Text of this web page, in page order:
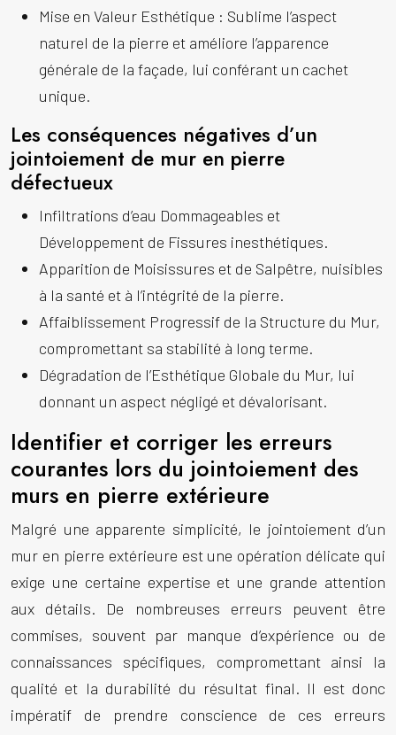
Mise en Valeur Esthétique : Sublime l’aspect
naturel de la pierre et améliore l’apparence
générale de la façade, lui conférant un cachet
unique.
Les conséquences négatives d’un
jointoiement de mur en pierre
défectueux
Infiltrations d’eau Dommageables et
Développement de Fissures inesthétiques.
Apparition de Moisissures et de Salpêtre, nuisibles
à la santé et à l’intégrité de la pierre.
Affaiblissement Progressif de la Structure du Mur,
compromettant sa stabilité à long terme.
Dégradation de l’Esthétique Globale du Mur, lui
donnant un aspect négligé et dévalorisant.
Identifier et corriger les erreurs
courantes lors du jointoiement des
murs en pierre extérieure
Malgré une apparente simplicité, le jointoiement d’un
mur en pierre extérieure est une opération délicate qui
exige une certaine expertise et une grande attention
aux détails. De nombreuses erreurs peuvent être
commises, souvent par manque d’expérience ou de
connaissances spécifiques, compromettant ainsi la
qualité et la durabilité du résultat final. Il est donc
impératif de prendre conscience de ces erreurs